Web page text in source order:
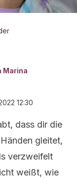
Marina
12:30
dass dir die
gleitet,
verzweifelt
weißt, wie